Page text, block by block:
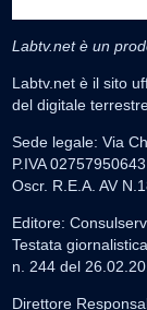
Labtv.net è un
Labtv.net è il sito
del digitale
Sede legale: Via
P.IVA 02757950643
Oscr. R.E.A. AV
Editore:
Testata
n. 244 del
Direttore